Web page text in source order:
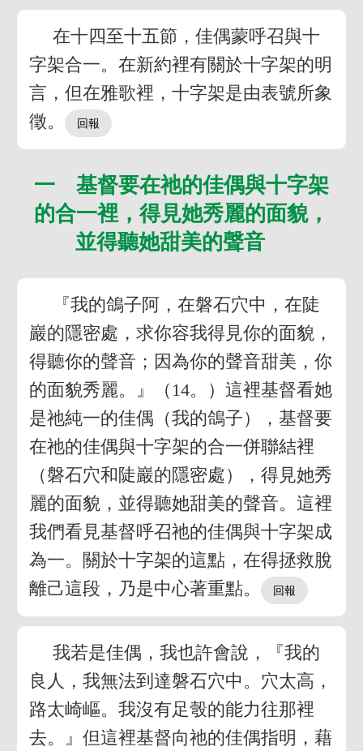
在十四至十五節，佳偶蒙呼召與十
字架合一。在新約裡有關於十字架的明
言，但在雅歌裡，十字架是由表號所象
徵。
一 基督要在祂的佳偶與十字架
的合一裡，得見她秀麗的面貌，
並得聽她甜美的聲音
『我的鴿子阿，在磐石穴中，在陡
巖的隱密處，求你容我得見你的面貌，
得聽你的聲音；因為你的聲音甜美，你
的面貌秀麗。』（14。）這裡基督看她
是祂純一的佳偶（我的鴿子），基督要
在祂的佳偶與十字架的合一併聯結裡
（磐石穴和陡巖的隱密處），得見她秀
麗的面貌，並得聽她甜美的聲音。這裡
我們看見基督呼召祂的佳偶與十字架成
為一。關於十字架的這點，在得拯救脫
離己這段，乃是中心著重點。
我若是佳偶，我也許會說，『我的
良人，我無法到達磐石穴中。穴太高，
路太崎嶇。我沒有足彀的能力往那裡
去。』但這裡基督向祂的佳偶指明，藉